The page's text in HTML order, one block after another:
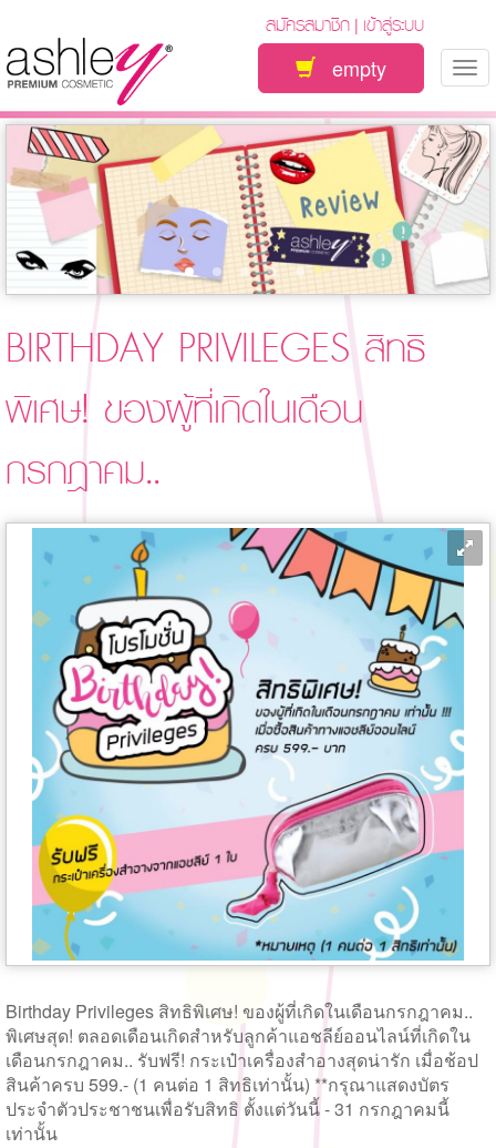
สมัครสมาชิก | เข้าสู่ระบบ
empty
BIRTHDAY PRIVILEGES สิทธิ
พิเศษ! ของผู้ที่เกิดในเดือน
กรกฎาคม..
Birthday Privileges สิทธิพิเศษ! ของผู้ที่เกิดในเดือนกรกฎาคม..
พิเศษสุด! ตลอดเดือนเกิดสำหรับลูกค้าแอชลีย์ออนไลน์ที่เกิดใน
เดือนกรกฎาคม.. รับฟรี! กระเป๋าเครื่องสำอางสุดน่ารัก เมื่อช้อป
สินค้าครบ 599.- (1 คนต่อ 1 สิทธิเท่านั้น) **กรุณาแสดงบัตร
ประจำตัวประชาชนเพื่อรับสิทธิ ตั้งแต่วันนี้ - 31 กรกฎาคมนี้
เท่านั้น